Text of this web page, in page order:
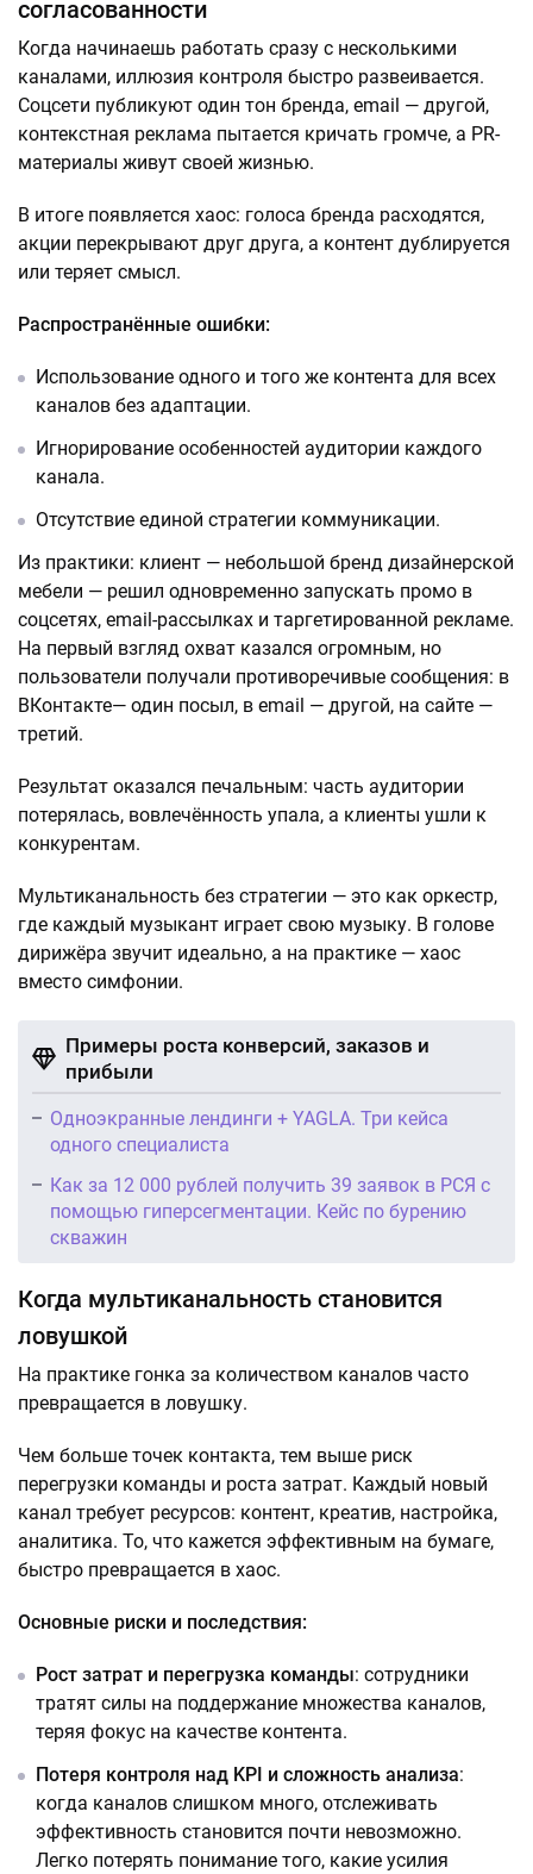
согласованности
Когда начинаешь работать сразу с несколькими
каналами, иллюзия контроля быстро развеивается.
Соцсети публикуют один тон бренда, email — другой,
контекстная реклама пытается кричать громче, а PR-
материалы живут своей жизнью.
В итоге появляется хаос: голоса бренда расходятся,
акции перекрывают друг друга, а контент дублируется
или теряет смысл.
Распространённые ошибки:
Использование одного и того же контента для всех
каналов без адаптации.
Игнорирование особенностей аудитории каждого
канала.
Отсутствие единой стратегии коммуникации.
Из практики: клиент — небольшой бренд дизайнерской
мебели — решил одновременно запускать промо в
соцсетях, email-рассылках и таргетированной рекламе.
На первый взгляд охват казался огромным, но
пользователи получали противоречивые сообщения: в
ВКонтакте— один посыл, в email — другой, на сайте —
третий.
Результат оказался печальным: часть аудитории
потерялась, вовлечённость упала, а клиенты ушли к
конкурентам.
Мультиканальность без стратегии — это как оркестр,
где каждый музыкант играет свою музыку. В голове
дирижёра звучит идеально, а на практике — хаос
вместо симфонии.
Примеры роста конверсий, заказов и
прибыли
Одноэкранные лендинги + YAGLA. Три кейса
одного специалиста
Как за 12 000 рублей получить 39 заявок в РСЯ с
помощью гиперсегментации. Кейс по бурению
скважин
Когда мультиканальность становится
ловушкой
На практике гонка за количеством каналов часто
превращается в ловушку.
Чем больше точек контакта, тем выше риск
перегрузки команды и роста затрат. Каждый новый
канал требует ресурсов: контент, креатив, настройка,
аналитика. То, что кажется эффективным на бумаге,
быстро превращается в хаос.
Основные риски и последствия:
Рост затрат и перегрузка команды: сотрудники
тратят силы на поддержание множества каналов,
теряя фокус на качестве контента.
Потеря контроля над KPI и сложность анализа:
когда каналов слишком много, отслеживать
эффективность становится почти невозможно.
Легко потерять понимание того, какие усилия